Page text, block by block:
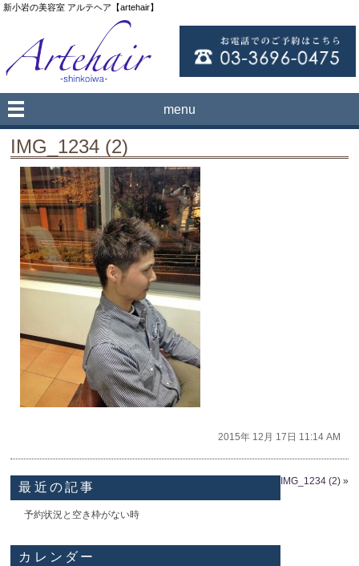
新小岩の美容室 アルテヘア【artehair】
menu
IMG_1234 (2)
2015年 12月 17日 11:14 AM
IMG_1234 (2)»
最近の記事
予約状況と空き枠がない時
カレンダー